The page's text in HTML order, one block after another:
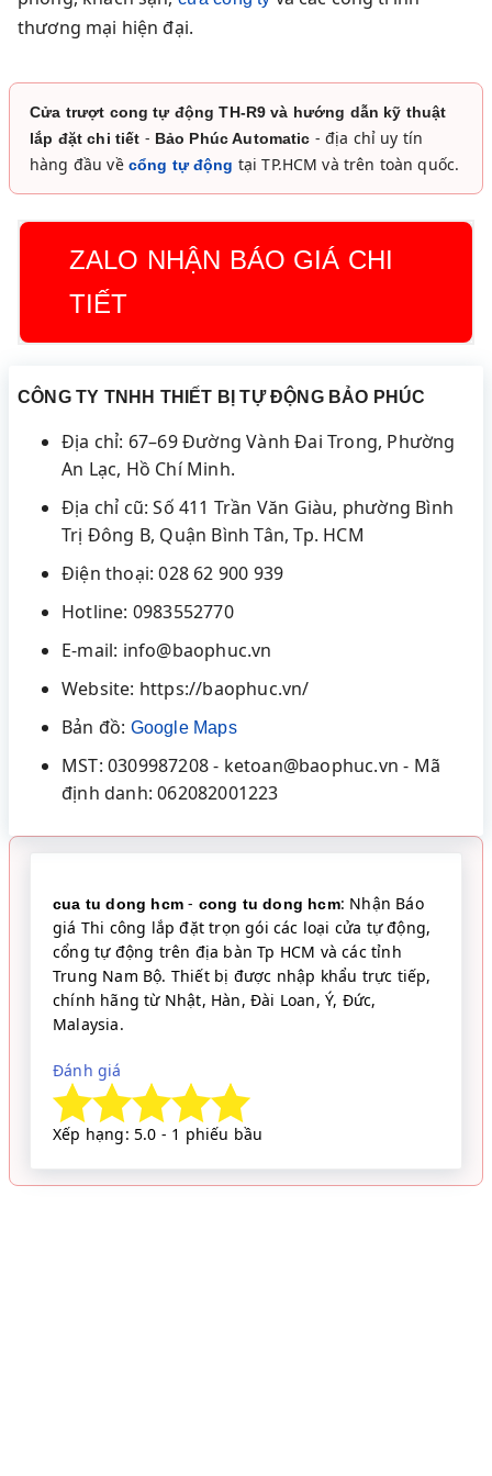
thương mại hiện đại.
Cửa trượt cong tự động TH-R9 và hướng dẫn kỹ thuật
lắp đặt chi tiết - Bảo Phúc Automatic - địa chỉ uy tín
hàng đầu về cổng tự động tại TP.HCM và trên toàn quốc.
ZALO NHẬN BÁO GIÁ CHI
TIẾT
CÔNG TY TNHH THIẾT BỊ TỰ ĐỘNG BẢO PHÚC
Địa chỉ: 67–69 Đường Vành Đai Trong, Phường
An Lạc, Hồ Chí Minh.
Địa chỉ cũ: Số 411 Trần Văn Giàu, phường Bình
Trị Đông B, Quận Bình Tân, Tp. HCM
Điện thoại: 028 62 900 939
Hotline: 0983552770
E-mail: info@baophuc.vn
Website: https://baophuc.vn/
Bản đồ: Google Maps
MST: 0309987208 - ketoan@baophuc.vn - Mã
định danh: 062082001223
cua tu dong hcm - cong tu dong hcm: Nhận Báo
giá Thi công lắp đặt trọn gói các loại cửa tự động,
cổng tự động trên địa bàn Tp HCM và các tỉnh
Trung Nam Bộ. Thiết bị được nhập khẩu trực tiếp,
chính hãng từ Nhật, Hàn, Đài Loan, Ý, Đức,
Malaysia.
Đánh giá
Xếp hạng: 5.0 - 1 phiếu bầu